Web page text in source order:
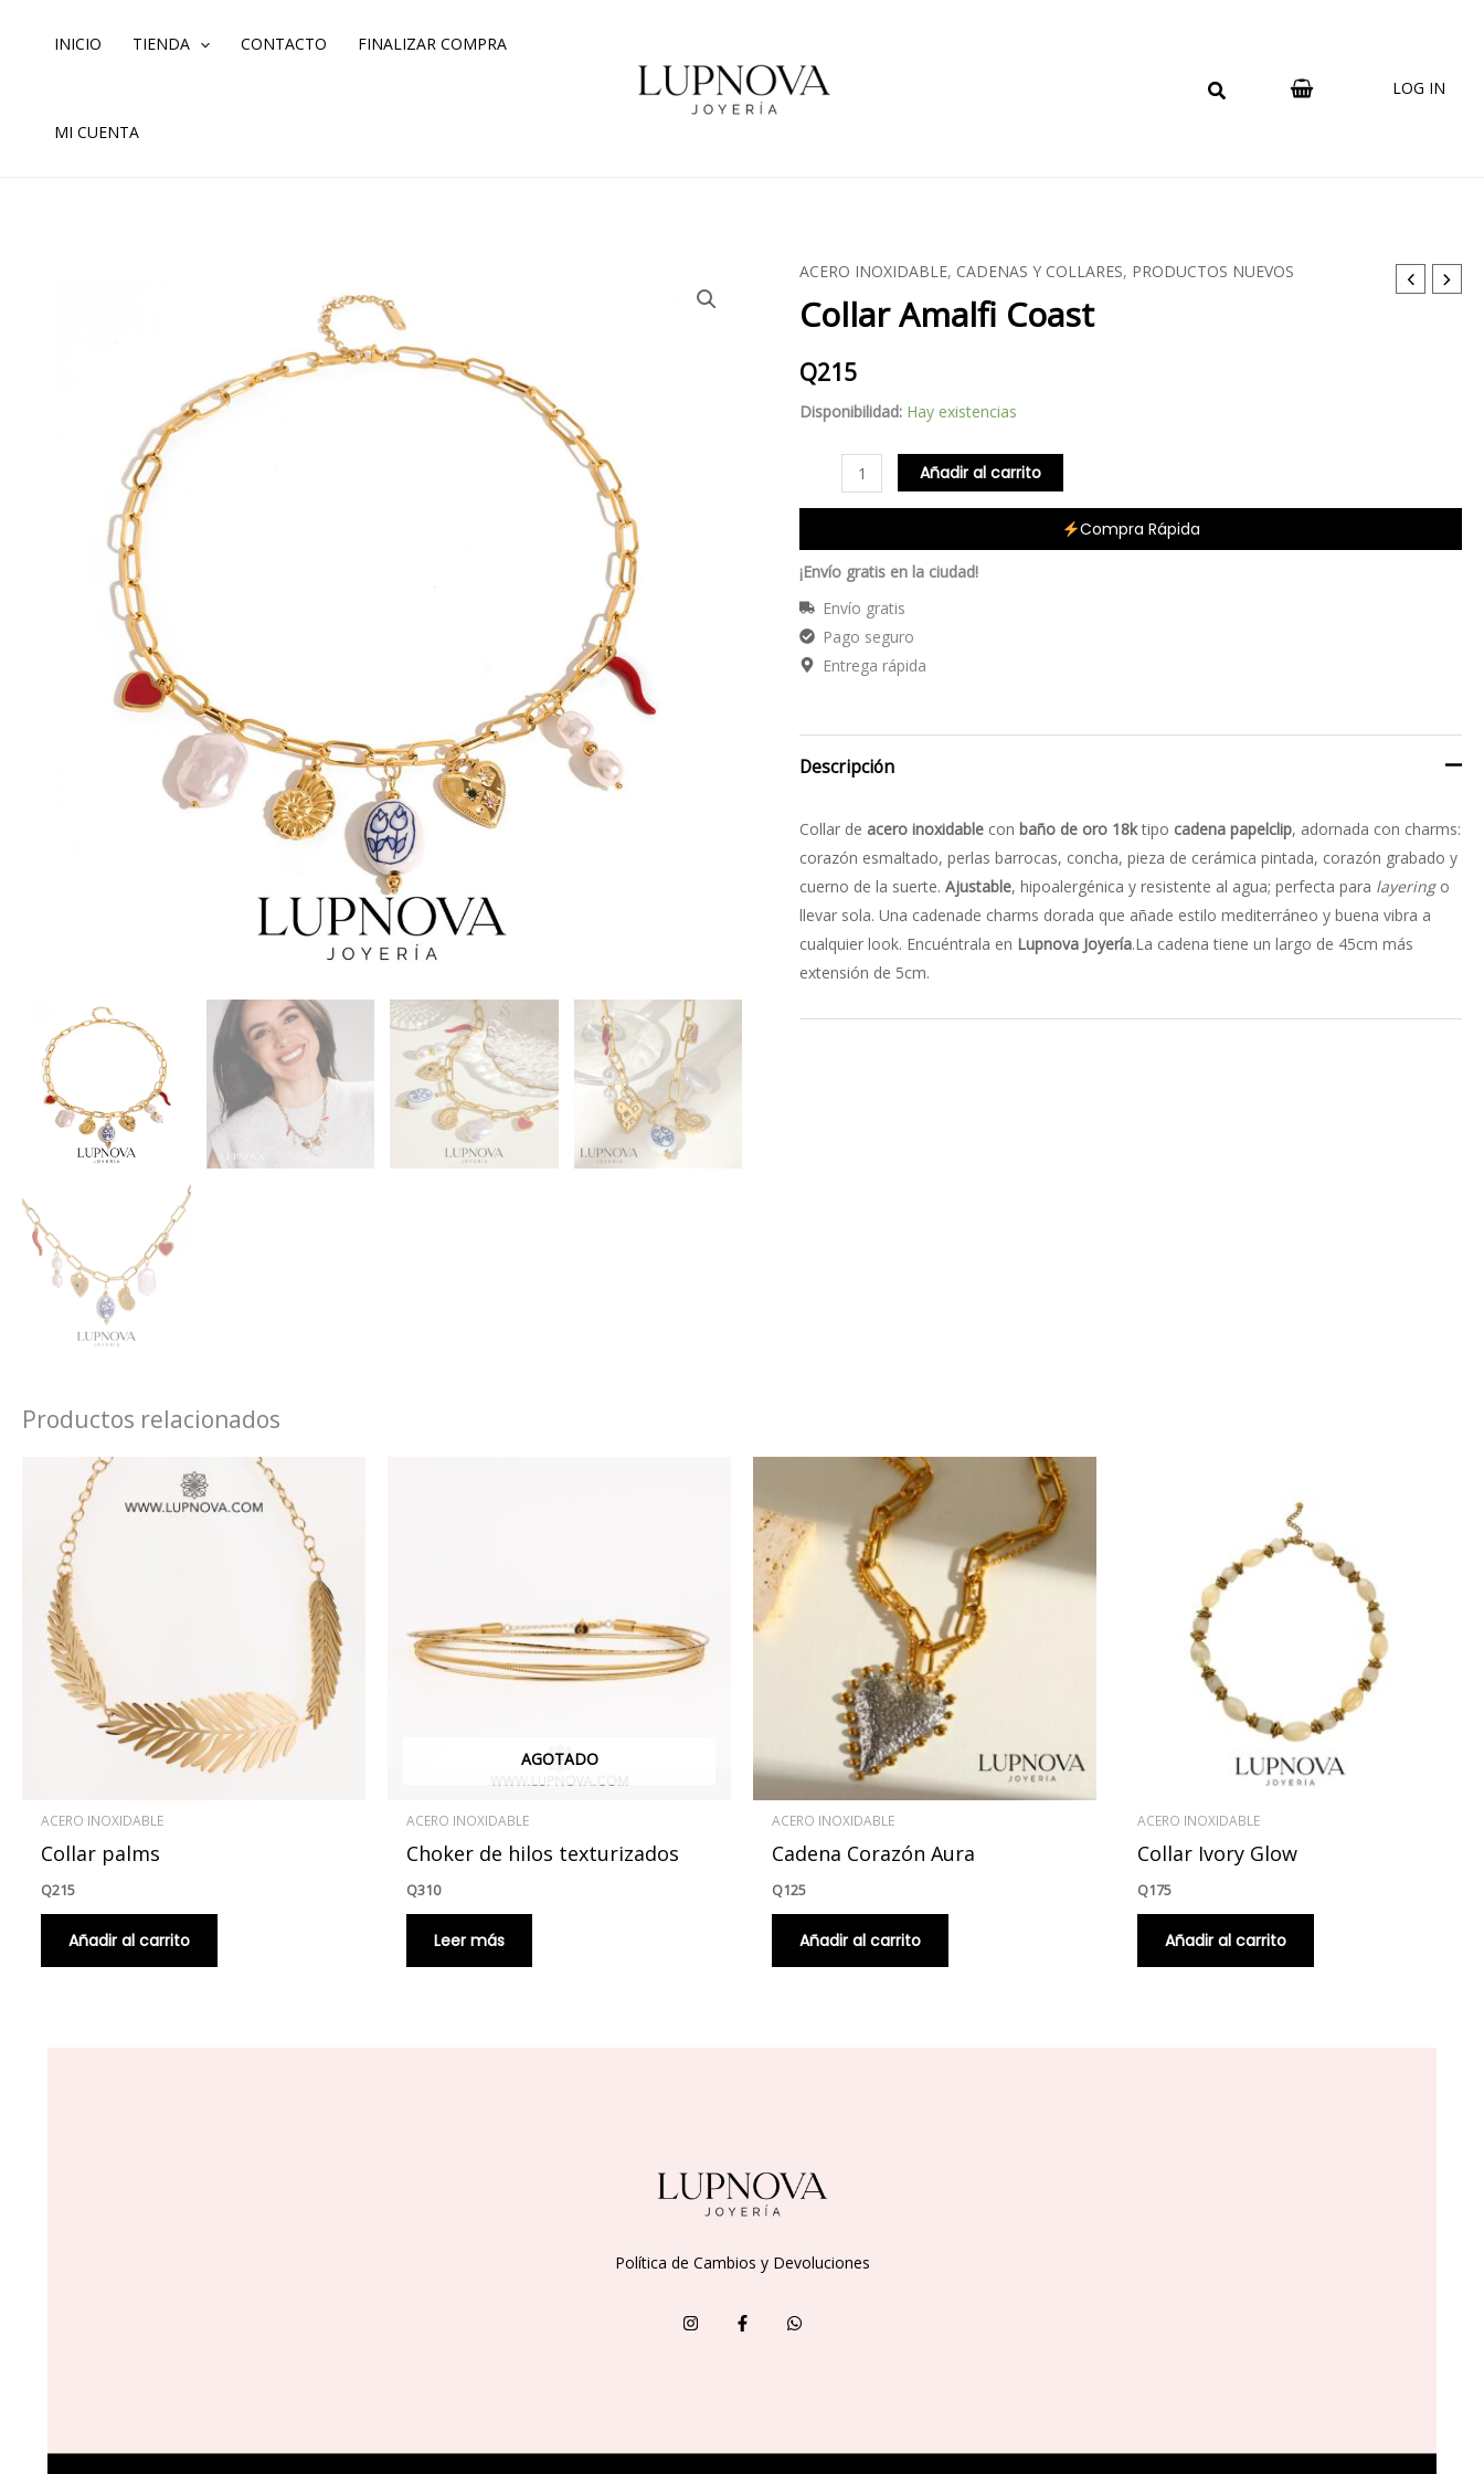
INICIO TIENDA CONTACTO FINALIZAR COMPRA
MI CUENTA
LOG IN
ACERO INOXIDABLE, CADENAS Y COLLARES, PRODUCTOS NUEVOS
Collar Amalfi Coast
Q215
Disponibilidad: Hay existencias
Collar
Amalfi
Coast
cantidad
Añadir al carrito
Compra Rápida
¡Envío gratis en la ciudad!
Envío gratis
Pago seguro
Entrega rápida
Descripción
Collar de acero inoxidable con baño de oro 18ktipo cadena papelclip, adornada con charms:
corazón esmaltado, perlas barrocas, concha, pieza de cerámica pintada, corazón grabado y
cuerno de la suerte.Ajustable, hipoalergénica y resistente al agua; perfecta para layeringo
llevar sola. Una cadenade charms dorada que añade estilo mediterráneo y buena vibra a
cualquier look. Encuéntrala en Lupnova Joyería.La cadena tiene un largo de 45cm más
extensión de 5cm.
Productos relacionados
ACERO INOXIDABLE
Collar palms
Q215
Añadir al carrito
AGOTADO
ACERO INOXIDABLE
Choker de hilos texturizados
Q310
Leer más
ACERO INOXIDABLE
Cadena Corazón Aura
Q125
Añadir al carrito
ACERO INOXIDABLE
Collar Ivory Glow
Q175
Añadir al carrito
Política de Cambios y Devoluciones